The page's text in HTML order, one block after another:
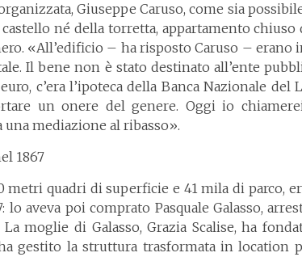
Giuseppe Caruso, come sia
né della torretta, appartamento chiuso
«All’edificio – ha risposto Caruso – erano
Il bene non è stato destinato all’ente
c’era l’ipoteca della Banca Nazionale del
un onere del genere. Oggi io
mediazione al ribasso».
1867
metri quadri di superficie e 41 mila di parco,
lo aveva poi comprato Pasquale Galasso,
moglie di Galasso, Grazia Scalise, ha
gestito la struttura trasformata in location